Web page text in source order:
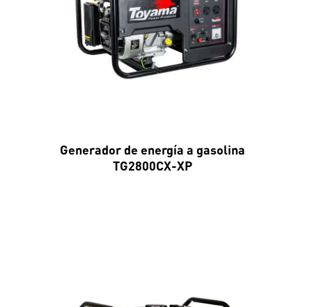
Generador de energía a gasolina
TG2800CX-XP